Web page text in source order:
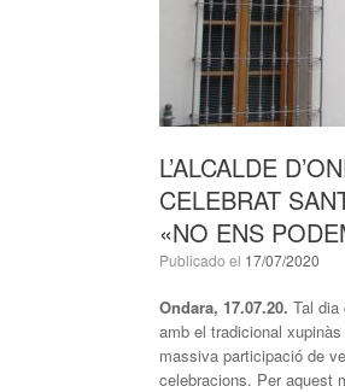
L’ALCALDE
CELEBRAT
«NO ENS
Publicado el 17/07/2020
Ondara, 17.07.20. Tal
amb el tradicional
massiva participació de
celebracions. Per aquest